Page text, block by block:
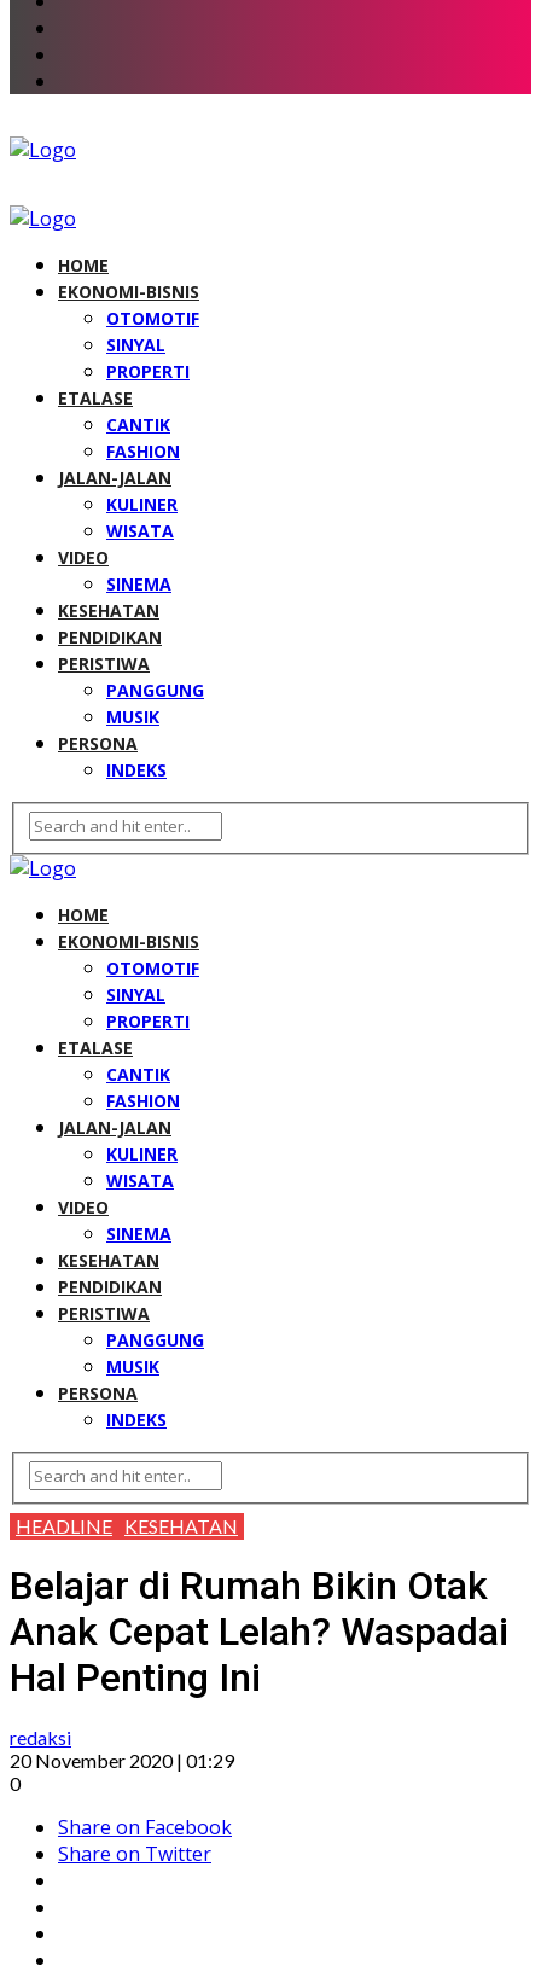
HOME
EKONOMI-BISNIS
OTOMOTIF
SINYAL
PROPERTI
ETALASE
CANTIK
FASHION
JALAN-JALAN
KULINER
WISATA
VIDEO
SINEMA
KESEHATAN
PENDIDIKAN
PERISTIWA
PANGGUNG
MUSIK
PERSONA
INDEKS
HOME
EKONOMI-BISNIS
OTOMOTIF
SINYAL
PROPERTI
ETALASE
CANTIK
FASHION
JALAN-JALAN
KULINER
WISATA
VIDEO
SINEMA
KESEHATAN
PENDIDIKAN
PERISTIWA
PANGGUNG
MUSIK
PERSONA
INDEKS
HEADLINE KESEHATAN
Belajar di Rumah Bikin Otak
Anak Cepat Lelah? Waspadai
Hal Penting Ini
redaksi
20 November 2020 | 01:29
0
Share on Facebook
Share on Twitter